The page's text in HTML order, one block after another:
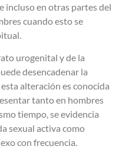
incluso en otras partes del
cuando esto se
urogenital y de la
desencadenar la
alteración es conocida
tanto en hombres
tiempo, se evidencia
sexual activa como
con frecuencia.